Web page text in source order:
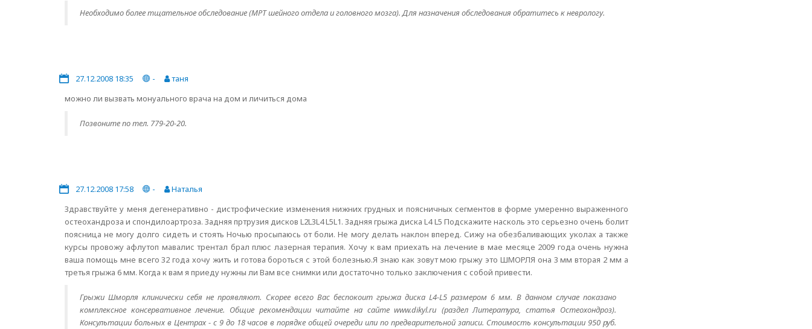
Необходимо более тщательное обследование (МРТ шейного отдела и головного мозга). Для назначения обследования обратитесь к неврологу.
27.12.2008 18:35 -
таня
можно ли вызвать монуального врача на дом и личиться дома
Позвоните по тел. 779-20-20.
27.12.2008 17:58 -
Наталья
Здравствуйте у меня дегенеративно - дистрофические изменения нижних грудных и поясничных сегментов в форме умеренно выраженного
остеохандроза и спондилоартроза. Задняя пртрузия дисков L2L3L4 L5L1. Задняя грыжа диска L4 L5 Подскажите насколь это серьезно очень болит
поясница не могу долго сидеть и стоять Ночью просыпаюсь от боли. Не могу делать наклон вперед. Сижу на обезбаливающих уколах а также
курсы провожу афлутоп мавалис трентал брал плюс лазерная терапия. Хочу к вам приехать на лечение в мае месяце 2009 года очень нужна
ваша помощь мне всего 32 года хочу жить и готова бороться с этой болезнью.Я знаю как зовут мою грыжу это ШМОРЛЯ она 3 мм вторая 2 мм а
третья грыжа 6 мм. Когда к вам я приеду нужны ли Вам все снимки или достаточно только заключения с собой привести.
Грыжи Шморля клинически себя не проявляют. Скорее всего Вас беспокоит грыжа диска L4-L5 размером 6 мм. В данном случае показано
комплексное консервативное лечение. Общие рекомендации читайте на сайте www.dikyl.ru (раздел Литература, статья Остеохондроз).
Консультации больных в Центрах - с 9 до 18 часов в порядке общей очереди или по предварительной записи. Стоимость консультации 950 руб.